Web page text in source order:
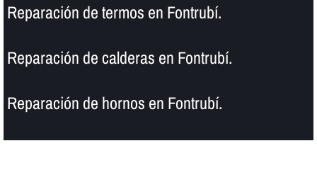
Reparación de termos en Fontrubí.
Reparación de calderas en Fontrubí.
Reparación de hornos en Fontrubí.